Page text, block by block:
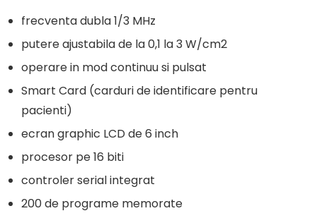
frecventa dubla 1/3 MHz
putere ajustabila de la 0,1 la 3 W/cm2
operare in mod continuu si pulsat
Smart Card (carduri de identificare pentru
pacienti)
ecran graphic LCD de 6 inch
procesor pe 16 biti
controler serial integrat
200 de programe memorate